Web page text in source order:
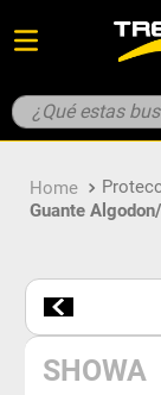
¿Qué estas
Guante
SHOWA